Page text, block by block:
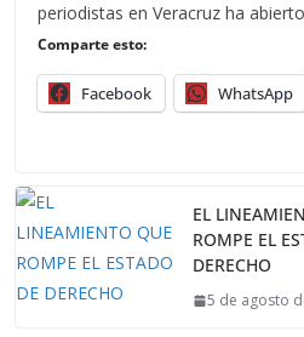
periodistas en Veracruz ha
Comparte esto:
Facebook WhatsApp
EL
ROMPE EL
DERECHO
5 de agosto